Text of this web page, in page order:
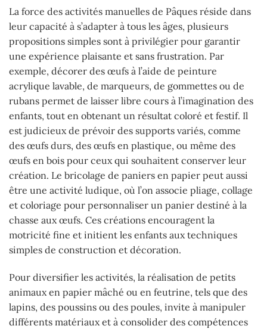
La force des activités manuelles de Pâques réside dans
leur capacité à s’adapter à tous les âges, plusieurs
propositions simples sont à privilégier pour garantir
une expérience plaisante et sans frustration. Par
exemple, décorer des œufs à l’aide de peinture
acrylique lavable, de marqueurs, de gommettes ou de
rubans permet de laisser libre cours à l’imagination des
enfants, tout en obtenant un résultat coloré et festif. Il
est judicieux de prévoir des supports variés, comme
des œufs durs, des œufs en plastique, ou même des
œufs en bois pour ceux qui souhaitent conserver leur
création. Le bricolage de paniers en papier peut aussi
être une activité ludique, où l’on associe pliage, collage
et coloriage pour personnaliser un panier destiné à la
chasse aux œufs. Ces créations encouragent la
motricité fine et initient les enfants aux techniques
simples de construction et décoration.
Pour diversifier les activités, la réalisation de petits
animaux en papier mâché ou en feutrine, tels que des
lapins, des poussins ou des poules, invite à manipuler
différents matériaux et à consolider des compétences